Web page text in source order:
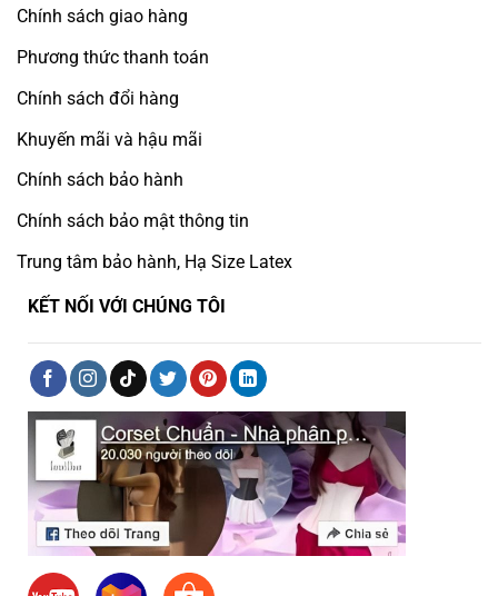
Chính sách giao hàng
Phương thức thanh toán
Chính sách đổi hàng
Khuyến mãi và hậu mãi
Chính sách bảo hành
Chính sách bảo mật thông tin
Trung tâm bảo hành, Hạ Size Latex
KẾT NỐI VỚI CHÚNG TÔI